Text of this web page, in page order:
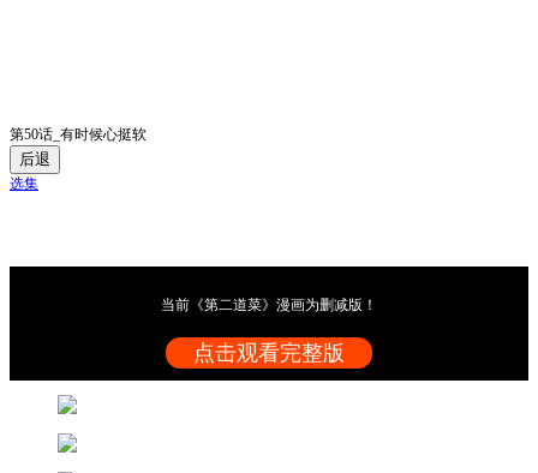
第50话_有时候心挺软
后退
选集
当前《第二道菜》漫画为删减版！
点击观看完整版